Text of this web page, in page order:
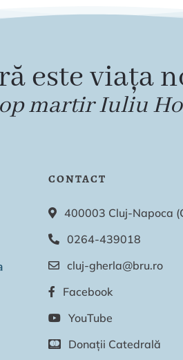
este viața
martir Iuliu
CONTACT
400003 Cluj-Napoca
0264-439018
cluj-gherla@bru.ro
Facebook
YouTube
Donații Catedrală